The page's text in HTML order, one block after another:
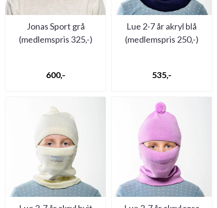
Jonas Sport grå
(medlemspris 325,-)
600,-
Lue 2-7 år akryl blå
(medlemspris 250,-)
535,-